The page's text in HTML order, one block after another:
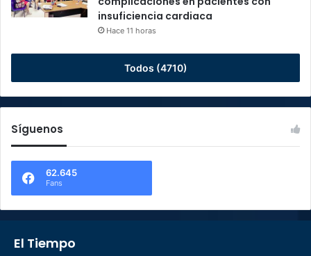
insuficiencia cardiaca
Hace 11 horas
Todos (4710)
Síguenos
62.645
Fans
El Tiempo